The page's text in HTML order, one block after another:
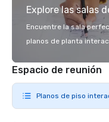
Explore las salas
Encuentre la sala
planos de planta
Espacio de reunión
Planos de piso